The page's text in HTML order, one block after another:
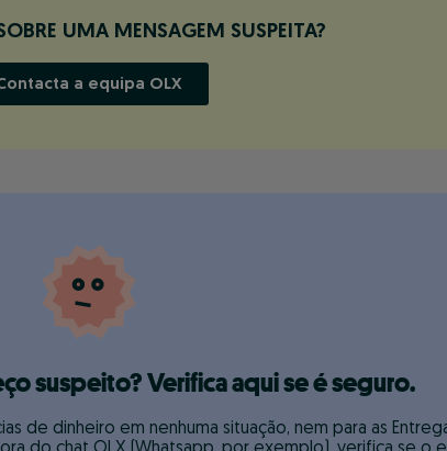
UMA MENSAGEM SUSPEITA?
a equipa OLX
suspeito? Verifica aqui se é seguro.
de dinheiro em nenhuma situação, nem para as
do chat OLX (Whatsapp, por exemplo), verifica se o